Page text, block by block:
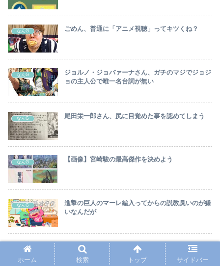
なんG ごめん、普通に「アニメ視聴」ってキツくね？
なんG
ジョルノ・ジョバァーナさん、ガチのマジでジョジ
ョの主人公で唯一名台詞が無い
なんG 尾田栄一郎さん、尻に目覚めた事を認めてしまう
なんG 【画像】宮崎駿の最高傑作を決めよう
なんG
進撃の巨人のマーレ編入ってからの説教臭いのが嫌
いなんだが
なんG
女性声優「助けてー！Vチューバーのせいで弱男た
ちに見向きもされなくなったの！！」
ホーム 検索 トップ サイドバー